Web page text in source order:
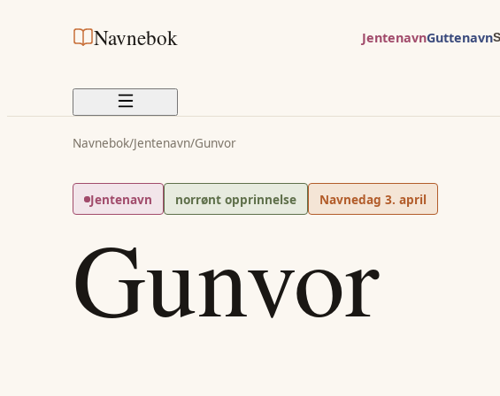
Navnebok JentenavnGuttenavn
Navnebok/Jentenavn/Gunvor
Jentenavn norrønt opprinnelse Navnedag 3. april
Gunvor